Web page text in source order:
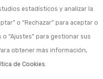
estadísticos y analizar la
o “Rechazar” para aceptar o
“Ajustes” para gestionar sus
obtener más información,
de Cookies.
para mascotas: